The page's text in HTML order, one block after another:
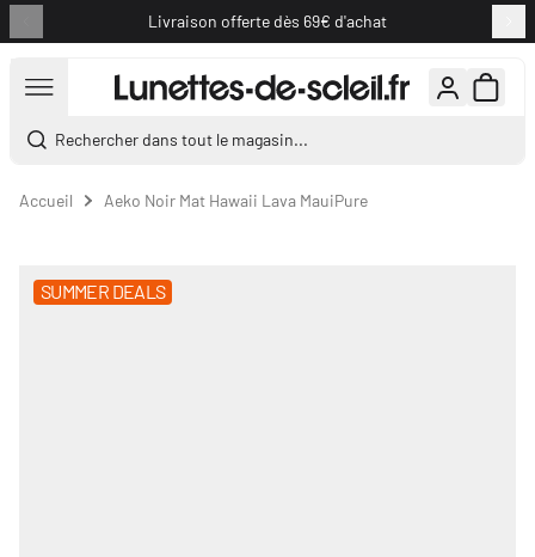
Livraison offerte dès 69€ d'achat
Rechercher dans tout le magasin...
Accueil Aeko Noir Mat Hawaii Lava MauiPure
SUMMER DEALS